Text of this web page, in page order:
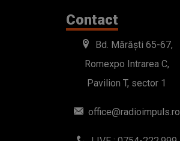
Contact
Bd. Mărăști 65-67,
Romexpo Intrarea C,
Pavilion T, sector 1
office@radioimpuls.ro